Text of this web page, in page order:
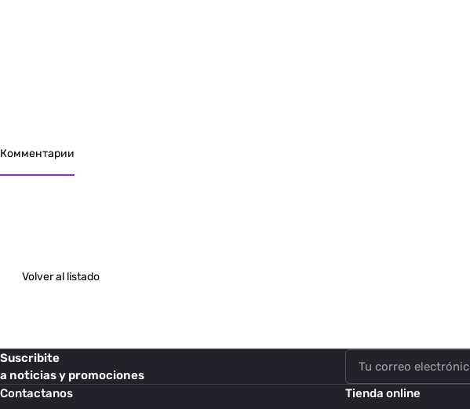
Комментарии
Volver al listado
Suscribite
a noticias y promociones
Contactanos
Tienda online